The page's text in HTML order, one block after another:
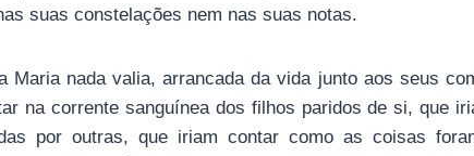
suas constelações nem nas suas notas.
Maria nada valia, arrancada da vida junto aos seus
na corrente sanguínea dos filhos paridos de si, que
por outras, que iriam contar como as coisas